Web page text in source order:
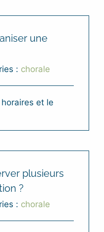
une
: chorale
et le
plusieurs
?
: chorale